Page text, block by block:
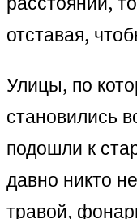
отставая,
Улицы, по
становились
подошли к
давно никто
травой,